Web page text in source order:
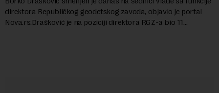
direktora Republičkog geodetskog zavoda, objavio je portal
Nova.rs.Drašković je na poziciji direktora RGZ-a bio 11